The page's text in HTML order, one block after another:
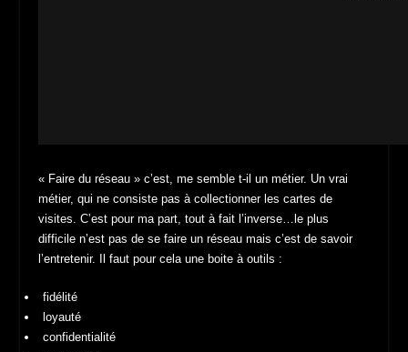
« Faire du réseau » c’est, me semble t-il un métier. Un vrai
métier, qui ne consiste pas à collectionner les cartes de
visites. C’est pour ma part, tout à fait l’inverse…le plus
difficile n’est pas de se faire un réseau mais c’est de savoir
l’entretenir. Il faut pour cela une boite à outils :
fidélité
loyauté
confidentialité